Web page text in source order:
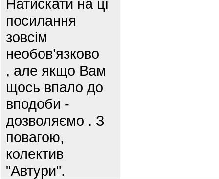
Натискати на ці
посилання
зовсім
необов’язково
, але якщо Вам
щось впало до
вподоби -
дозволяємо . З
повагою,
колектив
"Автури".